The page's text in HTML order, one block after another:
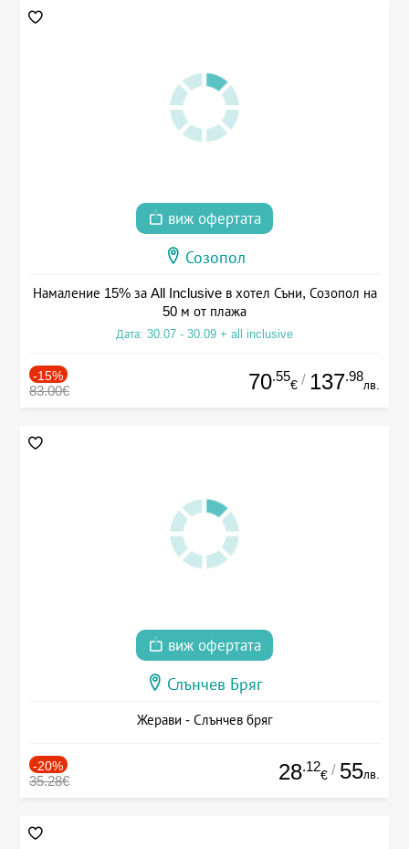
виж офертата
Созопол
Намаление 15% за All Inclusive в хотел Съни, Созопол на
50 м от плажа
Дата: 30.07 - 30.09 + all inclusive
-15%
83.00€ 70.55
€ / 137.98
лв.
виж офертата
Слънчев Бряг
Жерави - Слънчев бряг
-20%
35.28€ 28.12
€ / 55лв.